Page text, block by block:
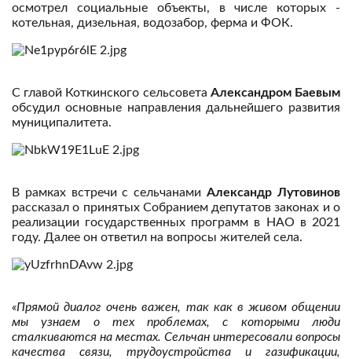
осмотрел социальные объекты, в числе которых -
котельная, дизельная, водозабор, ферма и ФОК.
С главой Коткинского сельсовета Александром Баевым
обсудил основные направления дальнейшего развития
муниципалитета.
В рамках встречи с сельчанамиАлександр Лутовинов
рассказал о принятых Собранием депутатов законах и о
реализации государственных программ в НАО в 2021
году. Далее он ответил на вопросы жителей села.
«Прямой диалог очень важен, так как в живом общении
мы узнаем о тех проблемах, с которыми люди
сталкиваются на местах. Сельчан интересовали вопросы
качества связи, трудоустройства и газификации,